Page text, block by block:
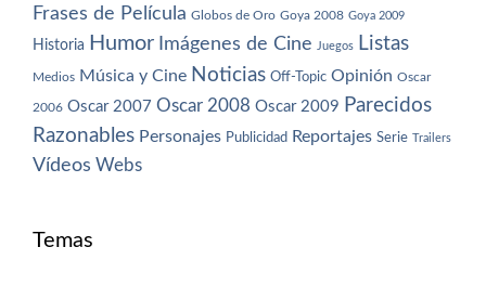
Frases de Película Globos de Oro Goya 2008 Goya 2009
Historia Humor Imágenes de Cine Juegos Listas
Medios Música y Cine Noticias Off-Topic Opinión Oscar
2006 Oscar 2007 Oscar 2008 Oscar 2009 Parecidos
Razonables Personajes Publicidad Reportajes Serie Trailers
Vídeos Webs
Temas